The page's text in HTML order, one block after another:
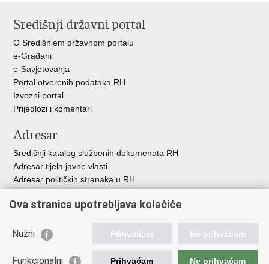
FacebookuTwitteru
Središnji državni portal
O Središnjem državnom portalu
e-Građani
e-Savjetovanja
Portal otvorenih podataka RH
Izvozni portal
Prijedlozi i komentari
Adresar
Središnji katalog službenih dokumenata RH
Adresar tijela javne vlasti
Adresar političkih stranaka u RH
Besplatni telefoni javne uprave
Važne poveznice
Ova stranica upotrebljava kolačiće
Nužni Prihvaćam Ne prihvaćam
Funkcionalni Prihvaćam Ne prihvaćam